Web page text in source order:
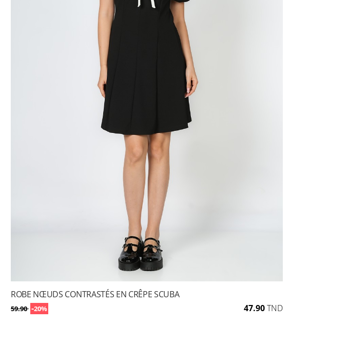
ROBE NŒUDS CONTRASTÉS EN CRÊPE SCUBA
59.90 -20% 47.90TND